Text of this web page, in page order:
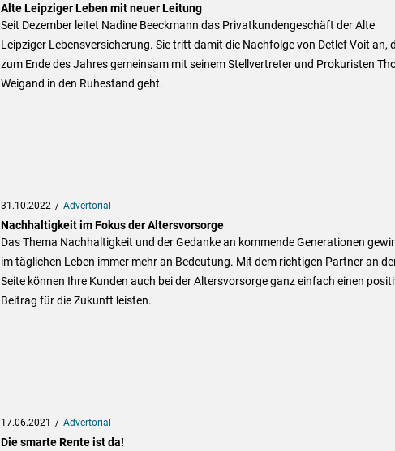
Alte Leipziger Leben mit neuer Leitung
Seit Dezember leitet Nadine Beeckmann das Privatkundengeschäft der Alte
Leipziger Lebensversicherung. Sie tritt damit die Nachfolge von Detlef Voit an,
zum Ende des Jahres gemeinsam mit seinem Stellvertreter und Prokuristen
Weigand in den Ruhestand geht.
31.10.2022 Advertorial
Nachhaltigkeit im Fokus der Altersvorsorge
Das Thema Nachhaltigkeit und der Gedanke an kommende Generationen
im täglichen Leben immer mehr an Bedeutung. Mit dem richtigen Partner an
Seite können Ihre Kunden auch bei der Altersvorsorge ganz einfach einen
Beitrag für die Zukunft leisten.
17.06.2021 Advertorial
Die smarte Rente ist da!